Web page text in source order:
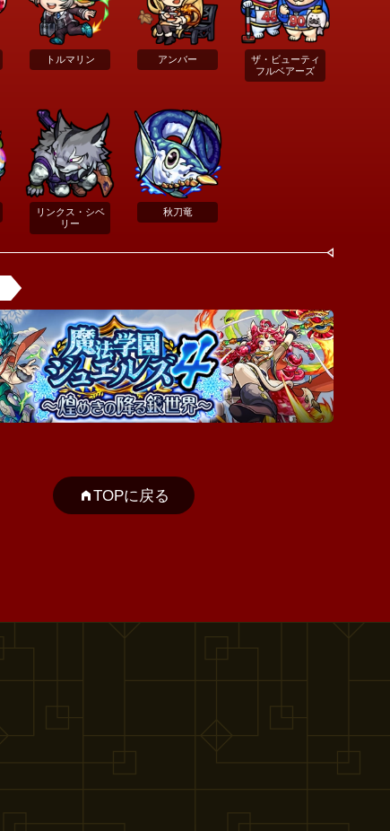
トルマリン アンバー
ザ・ビューティ
フルベアーズ
リンクス・シベ
リー
秋刀竜
TOPに戻る